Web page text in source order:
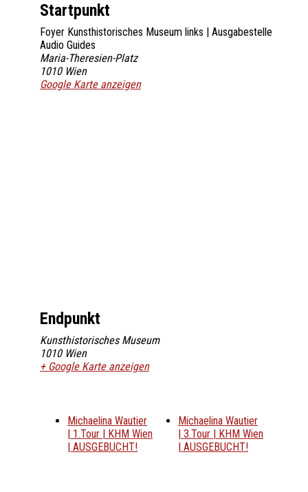
Startpunkt
Foyer Kunsthistorisches Museum links | Ausgabestelle
Audio Guides
Maria-Theresien-Platz
1010 Wien
Google Karte anzeigen
Endpunkt
Kunsthistorisches Museum
1010 Wien
+ Google Karte anzeigen
Michaelina Wautier
| 1.Tour | KHM Wien
| AUSGEBUCHT!
Michaelina Wautier
| 3.Tour | KHM Wien
| AUSGEBUCHT!